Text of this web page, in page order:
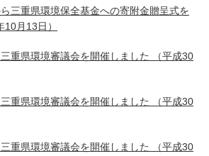
三重県環境保全基金への寄附金贈呈式を
10月13日）
重県環境審議会を開催しました
（平成30
重県環境審議会を開催しました
（平成30
重県環境審議会を開催しました
（平成30